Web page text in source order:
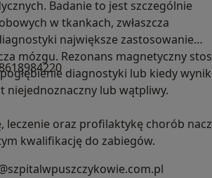
Badanie to jest szczególnie
w tkankach, zwłaszcza
największe zastosowanie
mózgu. Rezonans magnetyczny
diagnostyki lub kiedy wynik
lub wątpliwy.
oraz profilaktykę chorób
kwalifikację do zabiegów.